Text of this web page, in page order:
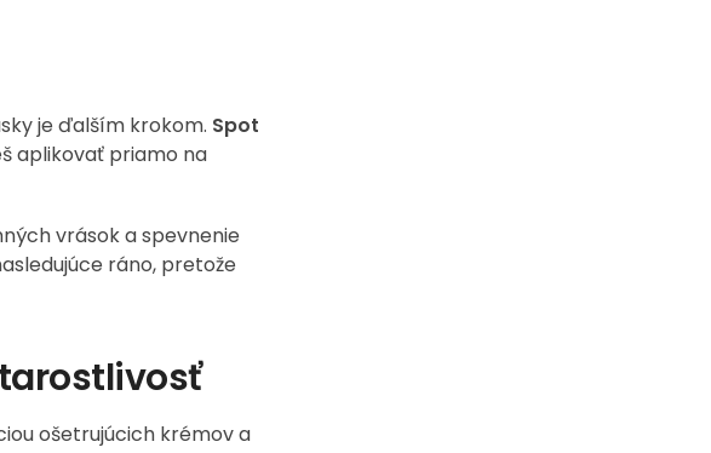
je ďalším krokom. Spot
aplikovať priamo na
vrások a spevnenie
ráno, pretože
ošetrujúcich krémov a